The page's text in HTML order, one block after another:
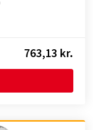
763,13 kr.